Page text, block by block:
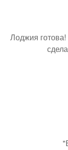
Лоджия готова!